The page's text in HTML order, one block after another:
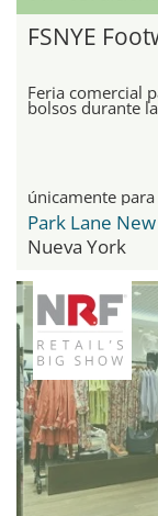
FSNYE
Feria comercial
bolsos durante
únicamente
Park Lane
Nueva York